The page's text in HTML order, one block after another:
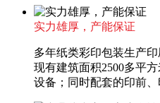
实力雄厚，产能保证
多年纸类彩印包装生产
现有建筑面积2500多平
设备；同时配套的印前、